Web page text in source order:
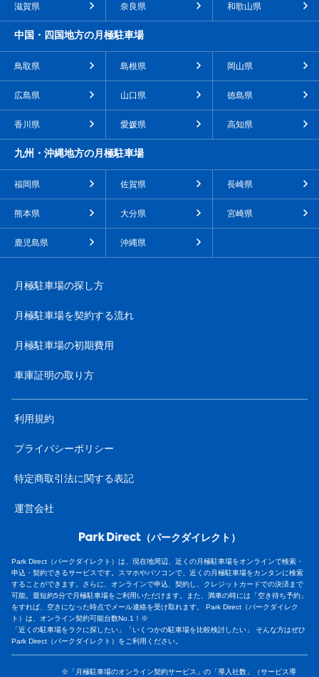
滋賀県 奈良県 和歌山県
中国・四国地方の月極駐車場
鳥取県 島根県 岡山県
広島県 山口県 徳島県
香川県 愛媛県 高知県
九州・沖縄地方の月極駐車場
福岡県 佐賀県 長崎県
熊本県 大分県 宮崎県
鹿児島県 沖縄県
月極駐車場の探し方
月極駐車場を契約する流れ
月極駐車場の初期費用
車庫証明の取り方
利用規約
プライバシーポリシー
特定商取引法に関する表記
運営会社
（パークダイレクト）
Park Direct（パークダイレクト）は、現在地周辺、近くの月極駐車場をオンラインで検索・
申込・契約できるサービスです。スマホやパソコンで、近くの月極駐車場をカンタンに検索
することができます。さらに、オンラインで申込、契約し、クレジットカードでの決済まで
可能。最短約5分で月極駐車場をご利用いただけます。また、満車の時には「空き待ち予約」
をすれば、空きになった時点でメール連絡を受け取れます。 Park Direct（パークダイレク
ト）は、オンライン契約可能台数No.1！※
「近くの駐車場をラクに探したい」「いくつかの駐車場を比較検討したい」 そんな方はぜひ
Park Direct（パークダイレクト）をご利用ください。
※「月極駐車場のオンライン契約サービス」の「導入社数」（サービス導